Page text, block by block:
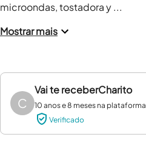
microondas, tostadora y ...
Mostrar mais
C
Vai te receberCharito
10 anos e 8 meses na plataforma
Verificado